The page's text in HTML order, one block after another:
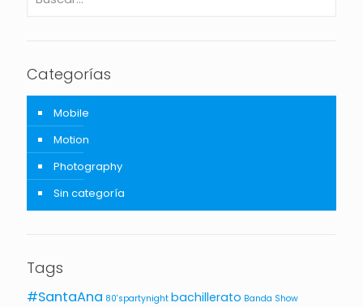
Categorías
Mobile
Motion
Photography
Sin categoría
Tags
#SantaAna 80'spartynight bachillerato Banda Show